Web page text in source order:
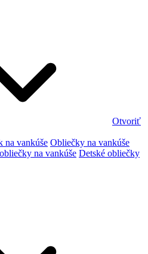
Otvoriť
na vankúše Obliečky na vankúše
na vankúše Detské obliečky